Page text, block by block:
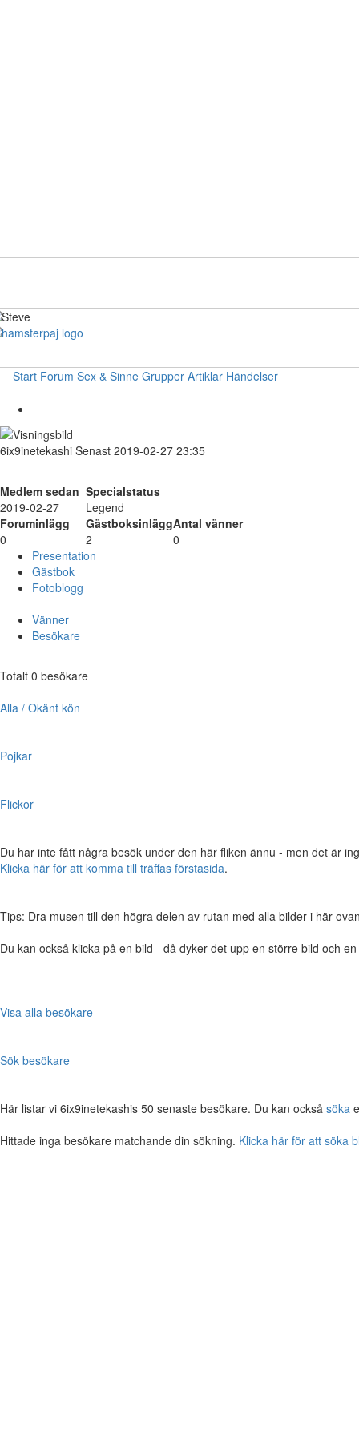
Start Forum Sex & Sinne Grupper Artiklar Händelser
6ix9inetekashi Senast 2019-02-27 23:35
Medlem sedan Specialstatus
2019-02-27
Legend
Foruminlägg
GästboksinläggAntal vänner
0
2
0
Presentation
Gästbok
Fotoblogg
Vänner
Besökare
Totalt 0 besökare
Alla / Okänt kön
Pojkar
Flickor
Du har inte fått några besök under den här fliken ännu - men det är
Klicka här för att komma till träffas förstasida.
Tips: Dra musen till den högra delen av rutan med alla bilder i här
Du kan också klicka på en bild - då dyker det upp en större bild och
Visa alla besökare
Sök besökare
Här listar vi 6ix9inetekashis 50 senaste besökare. Du kan också söka
Hittade inga besökare matchande din sökning. Klicka här för att söka